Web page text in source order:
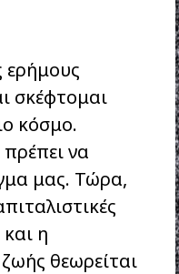
σκέφτομαι
κόσμο.
να
μας. Τώρα,
η
θεωρείται